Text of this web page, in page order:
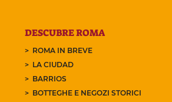
DESCUBRE ROMA
ROMA IN BREVE
LA CIUDAD
BARRIOS
BOTTEGHE E NEGOZI STORICI